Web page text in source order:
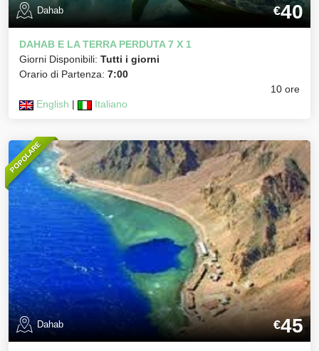
Dahab €40
DAHAB E LA TERRA PERDUTA 7 X 1
Giorni Disponibili: Tutti i giorni
Orario di Partenza: 7:00
10 ore
English | Italiano
POPOLARE
Dahab €45